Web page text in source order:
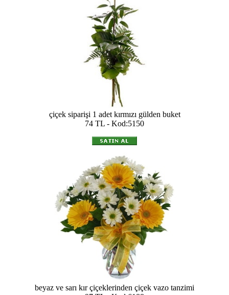
çiçek siparişi 1 adet kırmızı gülden buket
74 TL - Kod:5150
beyaz ve sarı kır çiçeklerinden çiçek vazo tanzimi